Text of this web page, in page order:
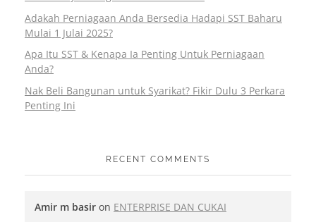
Adakah Perniagaan Anda Bersedia Hadapi SST Baharu
Mulai 1 Julai 2025?
Apa Itu SST & Kenapa Ia Penting Untuk Perniagaan
Anda?
Nak Beli Bangunan untuk Syarikat? Fikir Dulu 3 Perkara
Penting Ini
RECENT COMMENTS
Amir m basir on ENTERPRISE DAN CUKAI